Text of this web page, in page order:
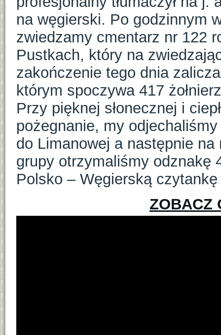
na węgierski. Po godzinnym
zwiedzamy cmentarz nr 122
Pustkach, który na
zakończenie tego dnia
którym spoczywa 417
Przy pięknej słonecznej i
pożegnanie, my
do Limanowej a następnie
grupy otrzymaliśmy odznakę
Polsko – Węgierską
ZOBACZ